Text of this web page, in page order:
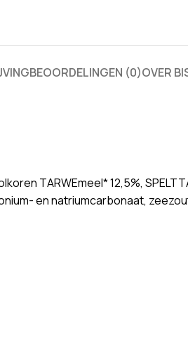
BEOORDELINGEN (0)OVER
TARWEmeel* 12,5%,
en natriumcarbonaat,